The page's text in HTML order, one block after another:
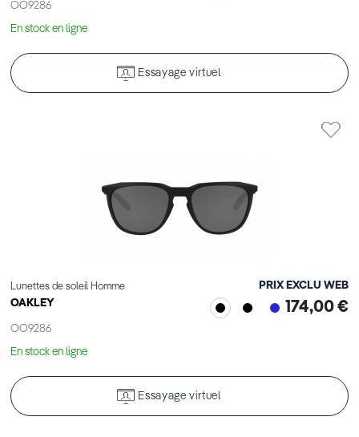
OO9286
En stock en ligne
Essayage virtuel
Lunettes de soleil Homme
OAKLEY
OO9286
PRIX EXCLU WEB
174,00 €
En stock en ligne
Essayage virtuel